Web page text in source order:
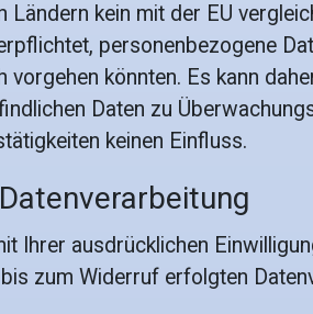
kein mit der EU
personenbezogene
könnten. Es kann
Daten zu
keinen Einfluss.
Ihrer ausdrücklichen
zum Widerruf erfolgten